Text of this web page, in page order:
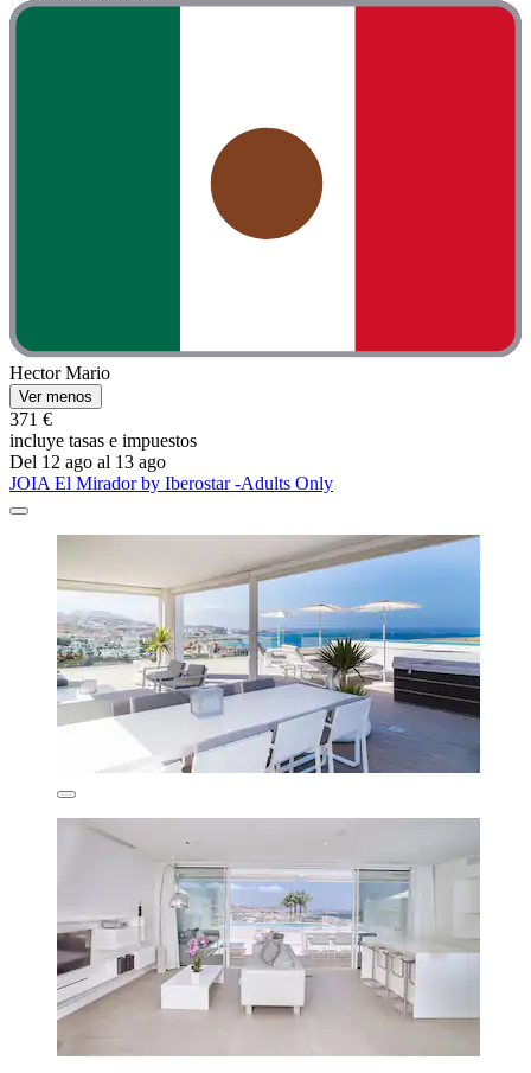
Hector Mario
Ver menos
371 €
incluye tasas e impuestos
Del 12 ago al 13 ago
JOIA El Mirador by Iberostar -Adults Only